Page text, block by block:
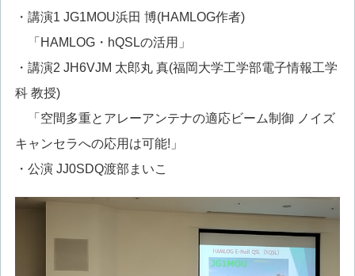
・講演1 JG1MOU浜田 博(HAMLOG作者)
「HAMLOG・hQSLの活用」
・講演2 JH6VJM 太郎丸 真(福岡大学工学部電子情報工学
科 教授)
「空間多重とアレーアンテナの適応ビーム制御 ノイズ
キャンセラへの応用は可能!」
・公演 JJ0SDQ渡部まいこ